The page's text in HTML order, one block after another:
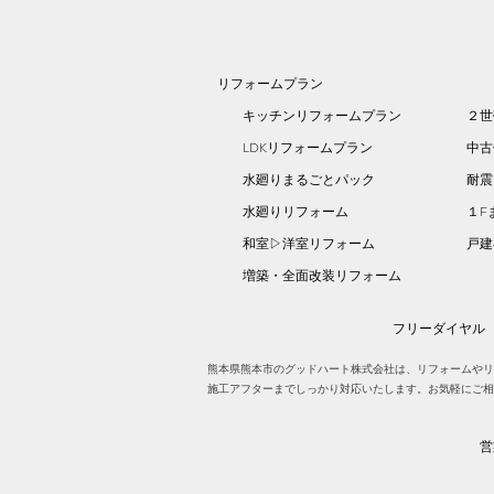
リフォームプラン
キッチンリフォームプラン
２
LDKリフォームプラン
中
水廻りまるごとパック
耐
水廻りリフォーム
１F
和室▷洋室リフォーム
戸
増築・全面改装リフォーム
フリーダイヤル
熊本県熊本市のグッドハート株式会社は、リフォームや
施工アフターまでしっかり対応いたします。お気軽にご